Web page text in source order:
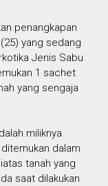
penangkapan
yang sedang
Jenis Sabu
1 sachet
yang sengaja
miliknya
dalam
tanah yang
saat dilakukan